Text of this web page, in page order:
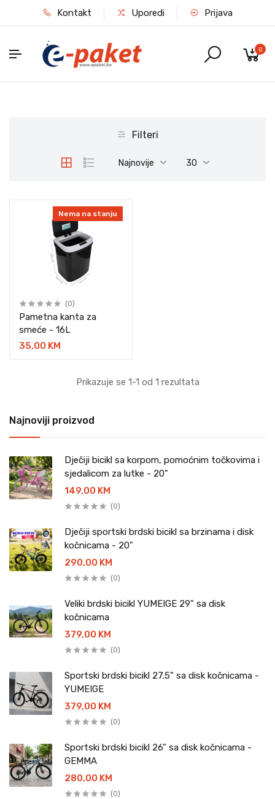
Kontakt Uporedi Prijava
0
Najnoviji proizvod
Dječiji bicikl sa korpom, pomoćnim točkovima i
sjedalicom za lutke - 20"
149,00 KM
(0)
Dječiji sportski brdski bicikl sa brzinama i disk
kočnicama - 20"
290,00 KM
(0)
Veliki brdski bicikl YUMEIGE 29" sa disk
kočnicama
379,00 KM
(0)
Sportski brdski bicikl 27.5" sa disk kočnicama -
YUMEIGE
379,00 KM
(0)
Sportski brdski bicikl 26" sa disk kočnicama -
GEMMA
280,00 KM
(0)
Filteri
Najnovije 30
Nema na stanju
(0)
Pametna kanta za
smeće - 16L
35,00 KM
Prikazuje se 1-1 od 1 rezultata